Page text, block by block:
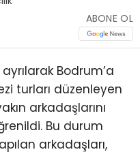
ABONE OL
Bodrum’a
turları düzenleyen
arkadaşlarını
Bu durum
arkadaşları,